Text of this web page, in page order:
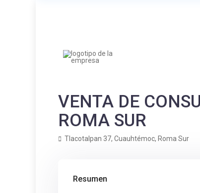
VENTA DE
ROMA SUR
Tlacotalpan 37, Cuauhtémoc, Roma Sur
Resumen